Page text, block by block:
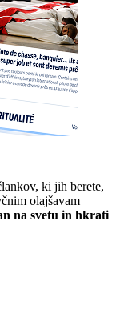
ki jih berete,
olajšavam
na svetu in hkrati